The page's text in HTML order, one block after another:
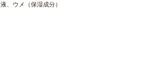
液、ウメ（保湿成分）